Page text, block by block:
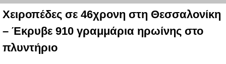
Χειροπέδες σε 46χρονη στη Θεσσαλονίκη
– Έκρυβε 910 γραμμάρια ηρωίνης στο
πλυντήριο